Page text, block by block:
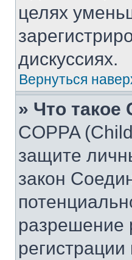
целях
дискуссиях.
Вернуться
» Что такое
COPPA
защите
закон
разрешение